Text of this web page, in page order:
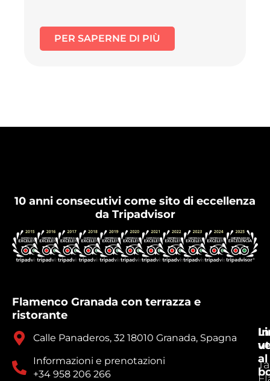
PER SAPERNE DI PIÙ
10 anni consecutivi come sito di eccellenza
da Tripadvisor
Flamenco Granada con terrazza e
ristorante
Calle Panaderos, 32 18010 Granada, Spagna
Informazioni e prenotazioni
+34 958 206 266
In
al